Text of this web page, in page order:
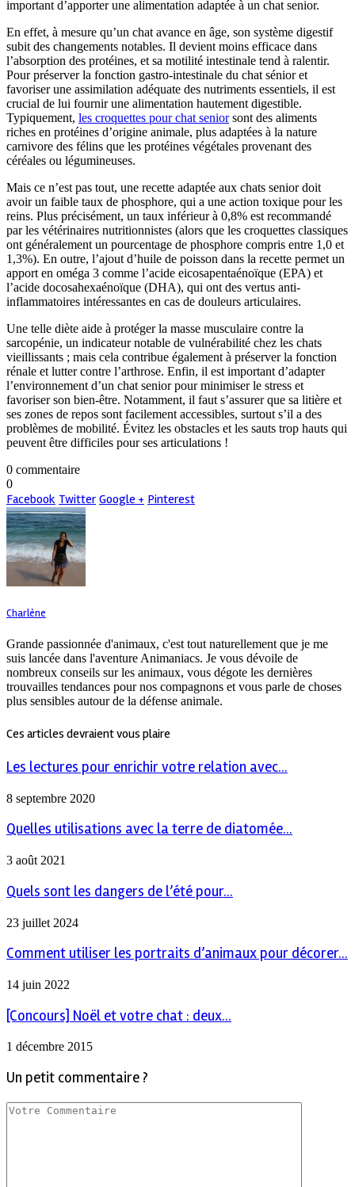
important d’apporter une alimentation adaptée à un chat senior.
En effet, à mesure qu’un chat avance en âge, son système digestif
subit des changements notables. Il devient moins efficace dans
l’absorption des protéines, et sa motilité intestinale tend à ralentir.
Pour préserver la fonction gastro-intestinale du chat sénior et
favoriser une assimilation adéquate des nutriments essentiels, il est
crucial de lui fournir une alimentation hautement digestible.
Typiquement, les croquettes pour chat seniorsont des aliments
riches en protéines d’origine animale, plus adaptées à la nature
carnivore des félins que les protéines végétales provenant des
céréales ou légumineuses.
Mais ce n’est pas tout, une recette adaptée aux chats senior doit
avoir un faible taux de phosphore, qui a une action toxique pour les
reins. Plus précisément, un taux inférieur à 0,8% est recommandé
par les vétérinaires nutritionnistes (alors que les croquettes classiques
ont généralement un pourcentage de phosphore compris entre 1,0 et
1,3%). En outre, l’ajout d’huile de poisson dans la recette permet un
apport en oméga 3 comme l’acide eicosapentaénoïque (EPA) et
l’acide docosahexaénoïque (DHA), qui ont des vertus anti-
inflammatoires intéressantes en cas de douleurs articulaires.
Une telle diète aide à protéger la masse musculaire contre la
sarcopénie, un indicateur notable de vulnérabilité chez les chats
vieillissants ; mais cela contribue également à préserver la fonction
rénale et lutter contre l’arthrose. Enfin, il est important d’adapter
l’environnement d’un chat senior pour minimiser le stress et
favoriser son bien-être. Notamment, il faut s’assurer que sa litière et
ses zones de repos sont facilement accessibles, surtout s’il a des
problèmes de mobilité. Évitez les obstacles et les sauts trop hauts qui
peuvent être difficiles pour ses articulations !
0 commentaire
0
Facebook Twitter Google + Pinterest
Charlène
Grande passionnée d'animaux, c'est tout naturellement que je me
suis lancée dans l'aventure Animaniacs. Je vous dévoile de
nombreux conseils sur les animaux, vous dégote les dernières
trouvailles tendances pour nos compagnons et vous parle de choses
plus sensibles autour de la défense animale.
Ces articles devraient vous plaire
Les lectures pour enrichir votre relation avec...
8 septembre 2020
Quelles utilisations avec la terre de diatomée...
3 août 2021
Quels sont les dangers de l’été pour...
23 juillet 2024
Comment utiliser les portraits d’animaux pour décorer...
14 juin 2022
[Concours] Noël et votre chat : deux...
1 décembre 2015
Un petit commentaire ?